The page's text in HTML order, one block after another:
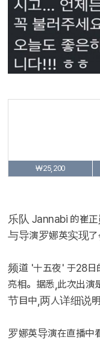
₩25,200
乐队 Jannabi 的崔
与导演罗娜英实现了
频道 '十五夜' 于28日
亮相。据悉,此次出演
节目中,两人详细说
罗娜英导演在直播中